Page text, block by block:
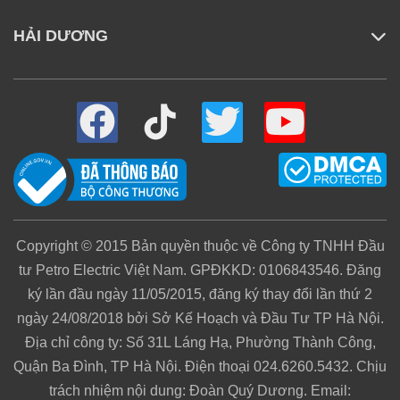
Ghi hình với độ sâu màu 10-bit và chế độ D-
Log M
Camera DJI Osmo Nano hỗ trợ ghi hình với độ sâu
màu 10-bit và chế độ D-Log M, cho phép tái hiện hơn
một tỷ màu sắc với chi tiết sống động ở cả vùng sáng
và vùng tối. Dù bạn quay trong môi trường ánh sáng
HẢI DƯƠNG
Copyright © 2015 Bản quyền thuộc về Công ty TNHH Đầu
tư Petro Electric Việt Nam. GPĐKKD: 0106843546. Đăng
ký lần đầu ngày 11/05/2015, đăng ký thay đổi lần thứ 2
ngày 24/08/2018 bởi Sở Kế Hoạch và Đầu Tư TP Hà Nội.
Địa chỉ công ty: Số 31L Láng Hạ, Phường Thành Công,
Quận Ba Đình, TP Hà Nội. Điện thoại 024.6260.5432. Chịu
trách nhiệm nội dung: Đoàn Quý Dương. Email: